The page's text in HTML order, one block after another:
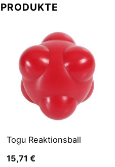
Togu Reaktionsball
15,71 €